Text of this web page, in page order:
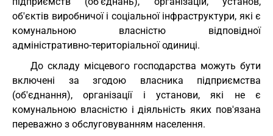
об'єктів виробничої і соціальної інфраструктури, які є
комунальною власністю відповідної
адміністративно-територіальної одиниці.
До складу місцевого господарства можуть бути
включені за згодою власника підприємства
(об'єднання), організації і установи, які не є
комунальною власністю і діяльність яких пов'язана
переважно з обслуговуванням населення.